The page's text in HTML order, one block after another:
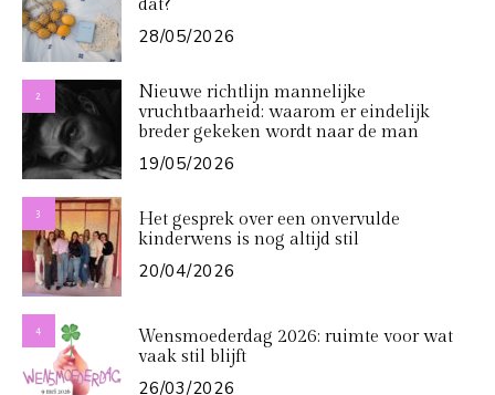
dat?
28/05/2026
2
Nieuwe richtlijn mannelijke
vruchtbaarheid: waarom er eindelijk
breder gekeken wordt naar de man
19/05/2026
3
Het gesprek over een onvervulde
kinderwens is nog altijd stil
20/04/2026
4
Wensmoederdag 2026: ruimte voor wat
vaak stil blijft
26/03/2026